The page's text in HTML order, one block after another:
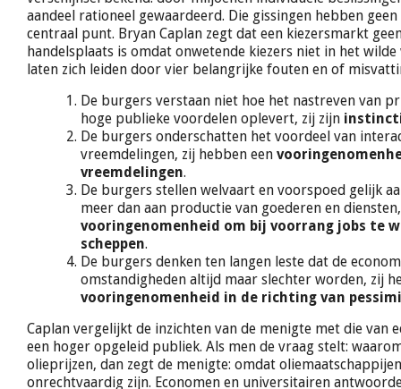
aandeel rationeel gewaardeerd. Die gissingen hebben
centraal punt. Bryan Caplan zegt dat een kiezersmarkt
handelsplaats is omdat onwetende kiezers niet in het wilde
laten zich leiden door vier belangrijke fouten en of
De burgers verstaan niet hoe het nastreven van
hoge publieke voordelen oplevert, zij zijn
De burgers onderschatten het voordeel van
vreemdelingen, zij hebben een
vreemdelingen.
De burgers stellen welvaart en voorspoed gelijk
meer dan aan productie van goederen en
vooringenomenheid om bij voorrang jobs te
scheppen.
De burgers denken ten langen leste dat de
omstandigheden altijd maar slechter worden, zij
vooringenomenheid in de richting van
Caplan vergelijkt de inzichten van de menigte met die van
een hoger opgeleid publiek. Als men de vraag stelt:
olieprijzen, dan zegt de menigte: omdat
onrechtvaardig zijn. Economen en universitairen